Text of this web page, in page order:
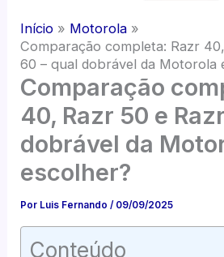
Início
Motorola
Comparação completa: Razr
60 – qual dobrável da Motorola
Comparação
40, Razr 50 e
dobrável da
escolher?
Por Luis Fernando/ 09/09/2025
Conteúdo